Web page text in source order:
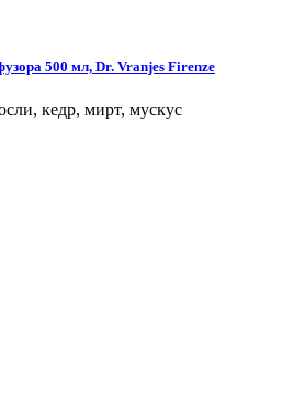
500 мл, Dr. Vranjes Firenze
кедр, мирт, мускус